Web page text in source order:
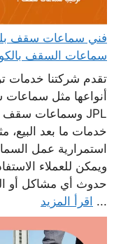
سماعات السقف
تقدم شركتنا
أنواعها مثل
خدمات ما بعد البيع،
استمرارية عمل
ويمكن للعملاء
حدوث أي مشاكل أو
... اقرأ المزيد